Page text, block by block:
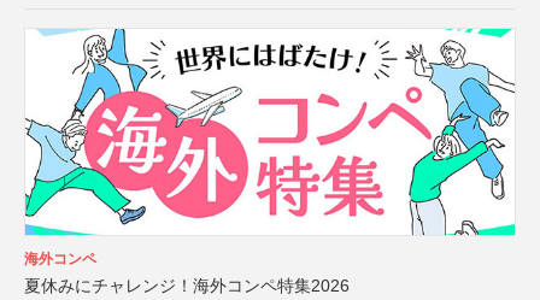
海外コンペ
夏休みにチャレンジ！海外コンペ特集2026